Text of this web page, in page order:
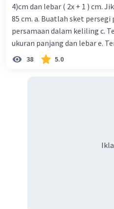
4)cm dan lebar ( 2x + 1 ) cm.
85 cm. a. Buatlah sket
persamaan dalam keliling c.
ukuran panjang dan lebar e.
38 5.0